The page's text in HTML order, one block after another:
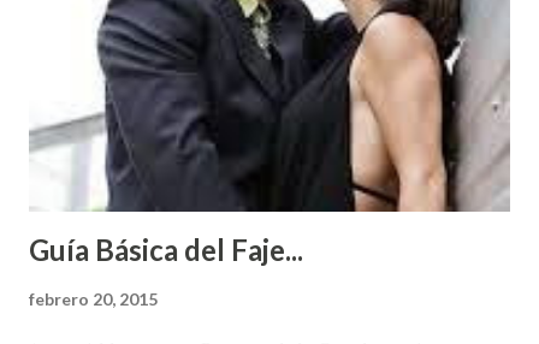
Guía Básica del Faje...
febrero 20, 2015